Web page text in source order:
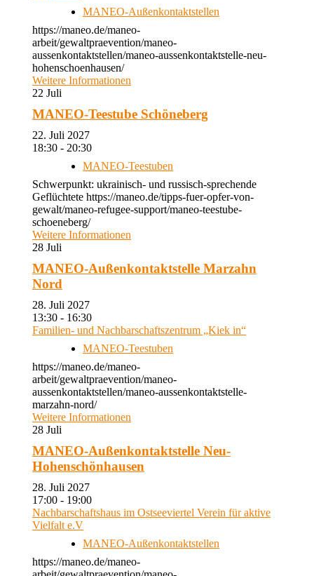
MANEO-Außenkontaktstellen
https://maneo.de/maneo-
arbeit/gewaltpraevention/maneo-
aussenkontaktstellen/maneo-aussenkontaktstelle-neu-
hohenschoenhausen/
Weitere Informationen
22 Juli
MANEO-Teestube Schöneberg
22. Juli 2027
18:30 - 20:30
MANEO-Teestuben
Schwerpunkt: ukrainisch- und russisch-sprechende
Geflüchtete https://maneo.de/tipps-fuer-opfer-von-
gewalt/maneo-refugee-support/maneo-teestube-
schoeneberg/
Weitere Informationen
28 Juli
MANEO-Außenkontaktstelle Marzahn
Nord
28. Juli 2027
13:30 - 16:30
Familien- und Nachbarschaftszentrum „Kiek in“
MANEO-Teestuben
https://maneo.de/maneo-
arbeit/gewaltpraevention/maneo-
aussenkontaktstellen/maneo-aussenkontaktstelle-
marzahn-nord/
Weitere Informationen
28 Juli
MANEO-Außenkontaktstelle Neu-
Hohenschönhausen
28. Juli 2027
17:00 - 19:00
Nachbarschaftshaus im Ostseeviertel Verein für aktive
Vielfalt e.V
MANEO-Außenkontaktstellen
https://maneo.de/maneo-